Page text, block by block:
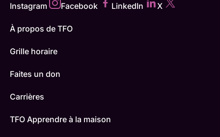
Instagram Facebook LinkedIn X
À propos de TFO
Grille horaire
Faites un don
Carrières
TFO Apprendre à la maison